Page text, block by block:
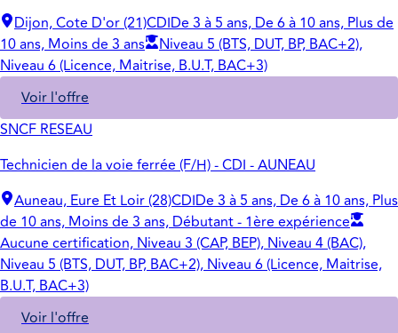
Dijon, Cote D'or (21)CDIDe 3 à 5 ans, De 6 à 10 ans, Plus de
10 ans, Moins de 3 ans
Niveau 5 (BTS, DUT, BP, BAC+2),
Niveau 6 (Licence, Maitrise, B.U.T, BAC+3)
Voir l'offre
SNCF RESEAU
Technicien de la voie ferrée (F/H) - CDI - AUNEAU
Auneau, Eure Et Loir (28)CDIDe 3 à 5 ans, De 6 à 10 ans, Plus
de 10 ans, Moins de 3 ans, Débutant - 1ère expérience
Aucune certification, Niveau 3 (CAP, BEP), Niveau 4 (BAC),
Niveau 5 (BTS, DUT, BP, BAC+2), Niveau 6 (Licence, Maitrise,
B.U.T, BAC+3)
Voir l'offre